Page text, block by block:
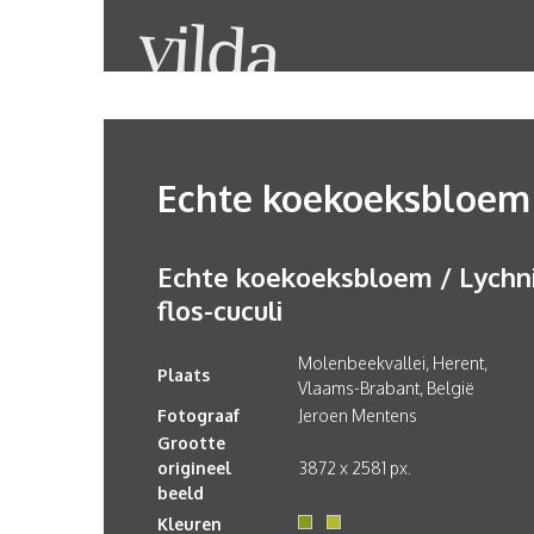
Echte koekoeksbloem
Echte koekoeksbloem /
flos-cuculi
Plaats
Molenbeekvallei, Herent,
Vlaams-Brabant, België
Fotograaf
Jeroen Mentens
Grootte
origineel
beeld
3872 x 2581 px.
Kleuren